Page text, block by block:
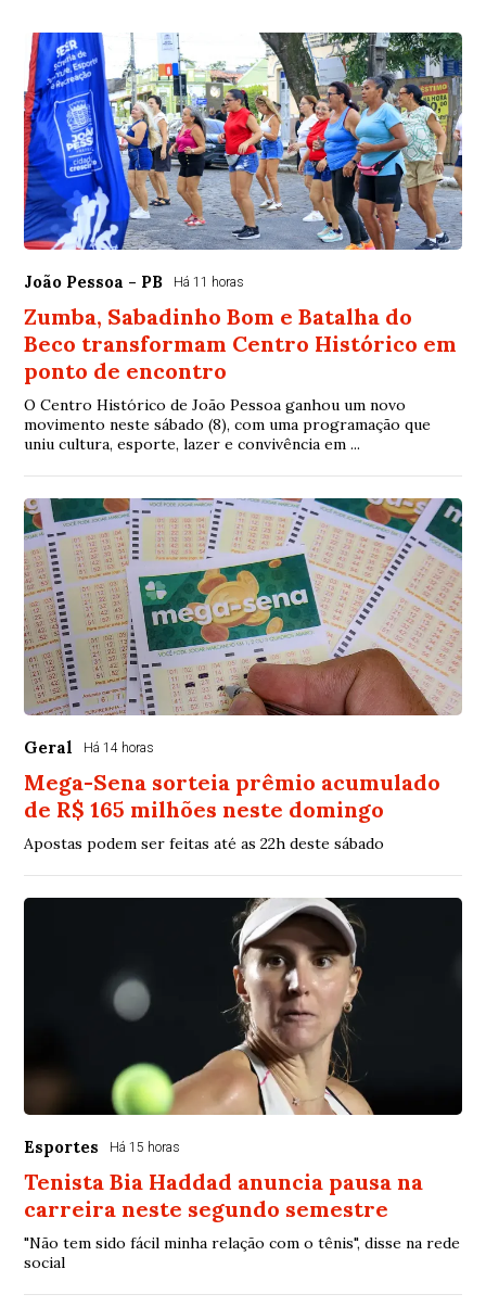
João Pessoa - PB Há 11 horas
Zumba, Sabadinho Bom e Batalha do
Beco transformam Centro Histórico em
ponto de encontro
O Centro Histórico de João Pessoa ganhou um novo
movimento neste sábado (8), com uma programação que
uniu cultura, esporte, lazer e convivência em ...
Geral Há 14 horas
Mega-Sena sorteia prêmio acumulado
de R$ 165 milhões neste domingo
Apostas podem ser feitas até as 22h deste sábado
Esportes Há 15 horas
Tenista Bia Haddad anuncia pausa na
carreira neste segundo semestre
"Não tem sido fácil minha relação com o tênis", disse na rede
social